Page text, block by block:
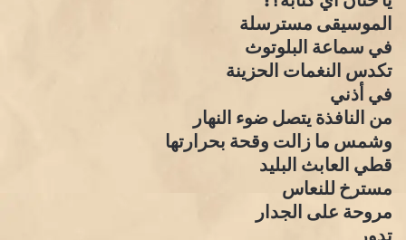
الموسيقى مسترسلة
في سماعة البلوتوث
تكدس النغمات الحزينة
في أذني
من النافذة يتصل ضوء النهار
وشمس ما زالت وقحة بحرارتها
قطي العابث البليد
مسترخ للنعاس
مروحة على الجدار
تدور